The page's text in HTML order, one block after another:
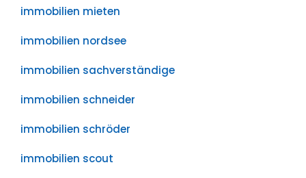
immobilien mieten
immobilien nordsee
immobilien sachverständige
immobilien schneider
immobilien schröder
immobilien scout